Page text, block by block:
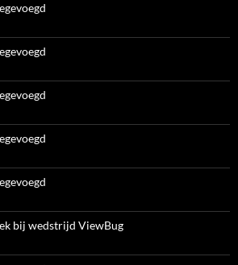
bij wedstrijd ViewBug